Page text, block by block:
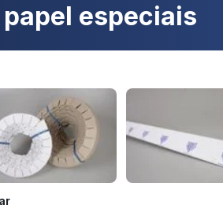
especiais